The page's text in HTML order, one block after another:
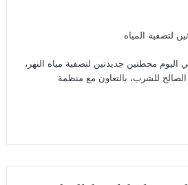
اليوم محطتين جديدتين لتصفية مياه النهر،
الصالح للشرب، بالتعاون مع منظمة